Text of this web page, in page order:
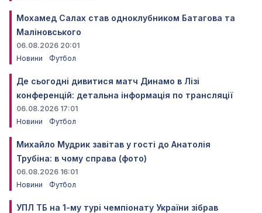
Мохамед Салах став одноклубником Батагова та
Маліновського
06.08.2026 20:01
Новини
Футбол
Де сьогодні дивитися матч Динамо в Лізі
конференцій: детальна інформація по трансляції
06.08.2026 17:01
Новини
Футбол
Михайло Мудрик завітав у гості до Анатолія
Трубіна: в чому справа (фото)
06.08.2026 16:01
Новини
Футбол
УПЛ ТБ на 1-му турі чемпіонату України зібрав